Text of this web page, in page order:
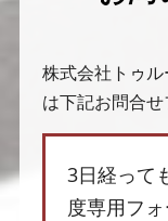
株式会社トゥ
は下記お問合せ
3日経って
度専用フ